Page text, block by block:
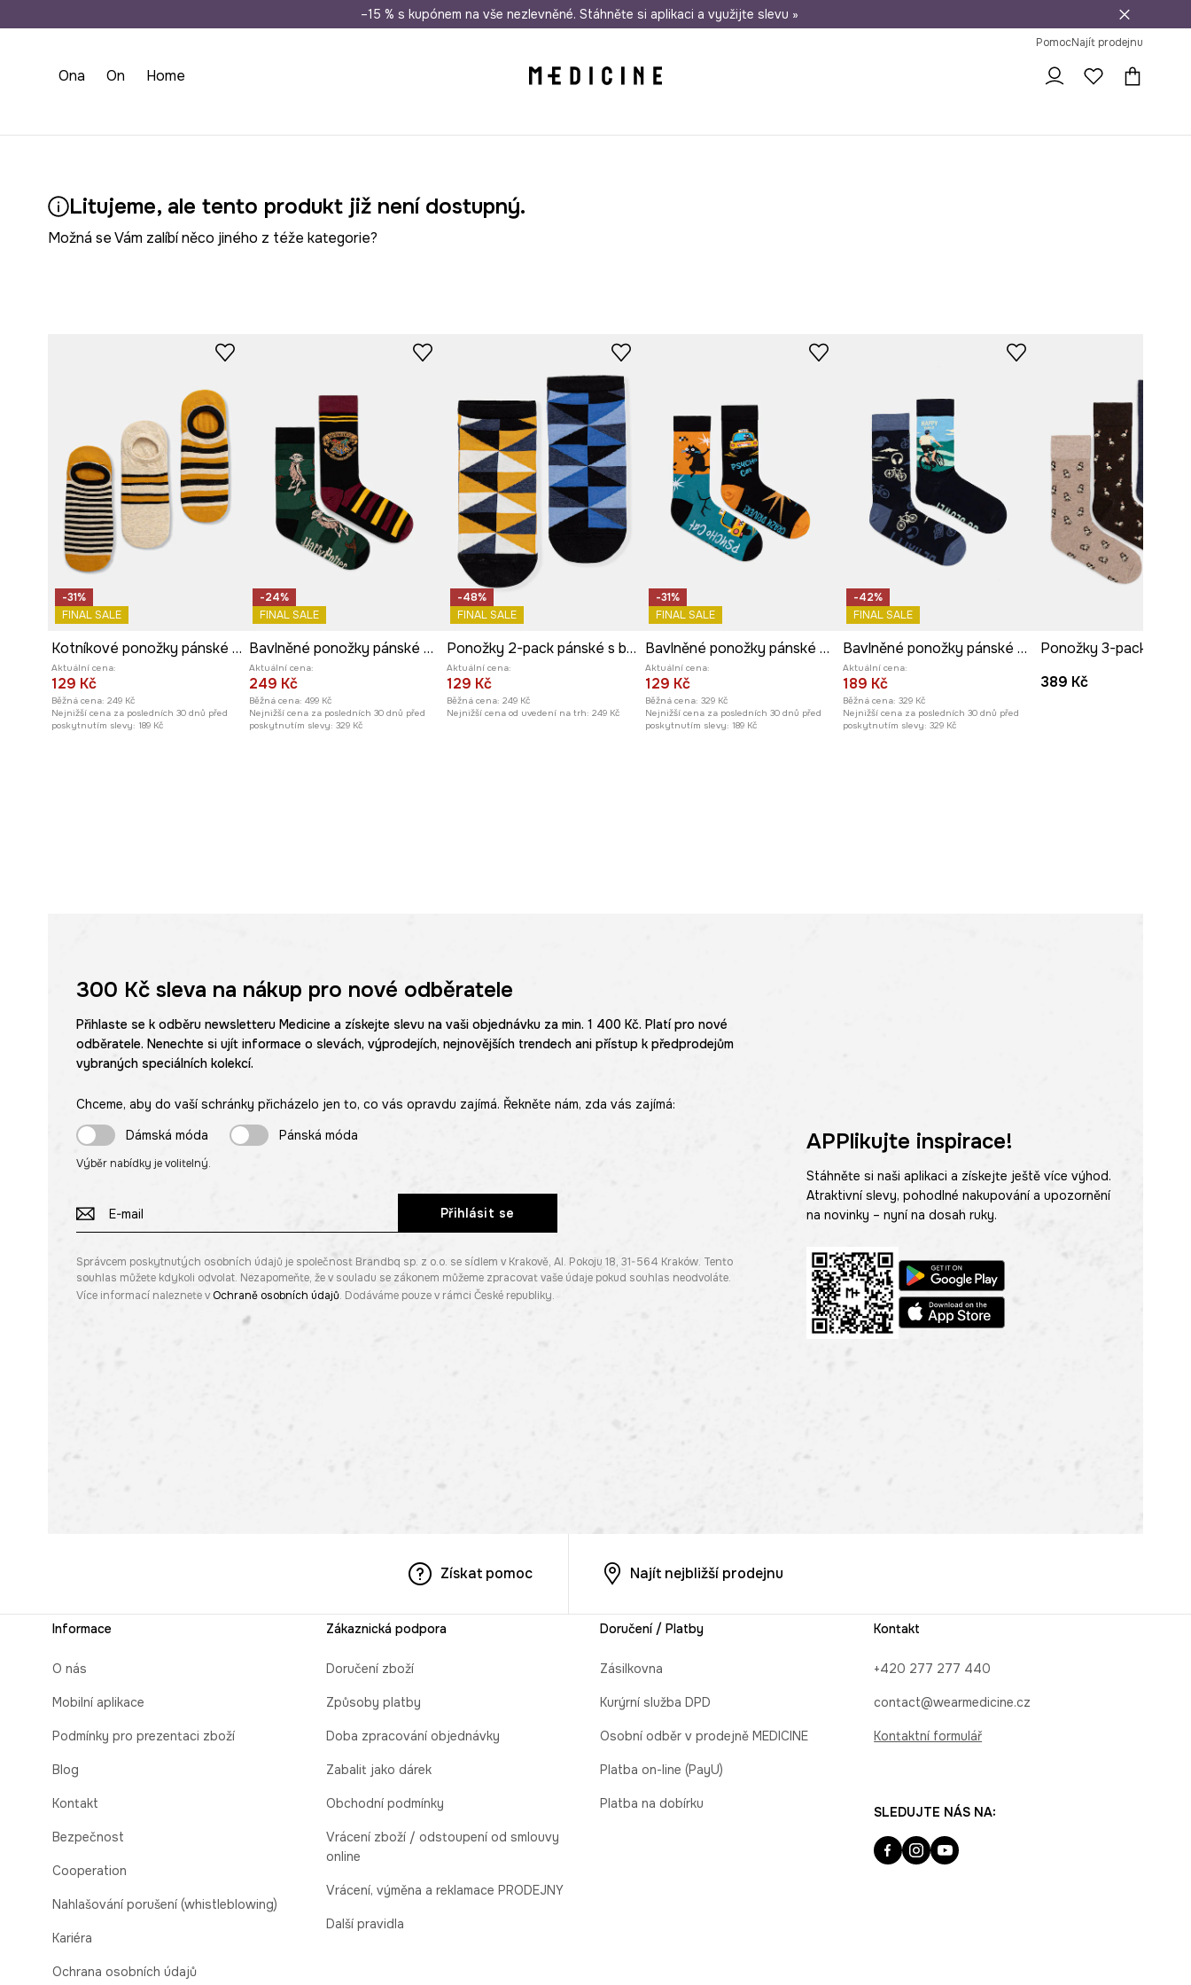
Doprava zdarma při nákupu nad 1 200 Kč Odeslání i do 24 hodin 30 dní na vrácení zboží
–15 % s kupónem na vše nezlevněné. Stáhněte si aplikaci a využijte slevu »
PomocNajít prodejnu
Ona On Home
Litujeme, ale tento produkt již není dostupný.
Možná se Vám zalíbí něco jiného z téže kategorie?
-31%
FINAL SALE
Kotníkové ponožky pánské bavlněné pruhované 3-pack
Aktuální cena:
129 Kč
Běžná cena: 249 Kč
Nejnižší cena za posledních 30 dnů před
poskytnutím slevy: 189 Kč
-24%
FINAL SALE
Bavlněné ponožky pánské z kolekce Harry Potter (2-pack)
Aktuální cena:
249 Kč
Běžná cena: 499 Kč
Nejnižší cena za posledních 30 dnů před
poskytnutím slevy: 329 Kč
-48%
FINAL SALE
Ponožky 2-pack pánské s bavlnou
Aktuální cena:
129 Kč
Běžná cena: 249 Kč
Nejnižší cena od uvedení na trh: 249 Kč
-31%
FINAL SALE
Bavlněné ponožky pánské se vzorem kočiček (2-pack)
Aktuální cena:
129 Kč
Běžná cena: 329 Kč
Nejnižší cena za posledních 30 dnů před
poskytnutím slevy: 189 Kč
-42%
FINAL SALE
Bavlněné ponožky pánské s motivem jízdního kola (2-pack)
Aktuální cena:
189 Kč
Běžná cena: 329 Kč
Nejnižší cena za posledních 30 dnů před
poskytnutím slevy: 329 Kč
389 Kč
300 Kčsleva na nákup pro nové odběratele
Přihlaste se k odběru newsletteru Medicine a získejte slevu na vaši objednávku za min. 1 400 Kč. Platí pro nové
odběratele. Nenechte si ujít informace o slevách, výprodejích, nejnovějších trendech ani přístup k předprodejům
vybraných speciálních kolekcí.
Chceme, aby do vaší schránky přicházelo jen to, co vás opravdu zajímá. Řekněte nám, zda vás zajímá:
Dámská móda
Pánská móda
Výběr nabídky je volitelný.
Přihlásit se
Správcem poskytnutých osobních údajů je společnost Brandbq sp. z o.o. se sídlem v Krakově, Al. Pokoju 18, 31-564 Kraków. Tento
souhlas můžete kdykoli odvolat. Nezapomeňte, že v souladu se zákonem můžeme zpracovat vaše údaje pokud souhlas neodvoláte.
Více informací naleznete v Ochraně osobních údajů. Dodáváme pouze v rámci České republiky.
APPlikujte inspirace!
Stáhněte si naši aplikaci a získejte ještě více výhod.
Atraktivní slevy, pohodlné nakupování a upozornění
na novinky – nyní na dosah ruky.
Získat pomoc Najít nejbližší prodejnu
Informace
O nás
Mobilní aplikace
Podmínky pro prezentaci zboží
Blog
Kontakt
Bezpečnost
Cooperation
Nahlašování porušení (whistleblowing)
Kariéra
Ochrana osobních údajů
Zákaznická podpora
Doručení zboží
Způsoby platby
Doba zpracování objednávky
Zabalit jako dárek
Obchodní podmínky
Vrácení zboží / odstoupení od smlouvy
online
Vrácení, výměna a reklamace PRODEJNY
Další pravidla
Doručení / Platby
Zásilkovna
Kurýrní služba DPD
Osobní odběr v prodejně MEDICINE
Platba on-line (PayU)
Platba na dobírku
Kontakt
+420 277 277 440
contact@wearmedicine.cz
Kontaktní formulář
SLEDUJTE NÁS NA: